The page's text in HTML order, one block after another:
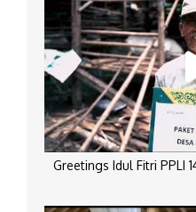
Greetings Idul Fitri PPLI